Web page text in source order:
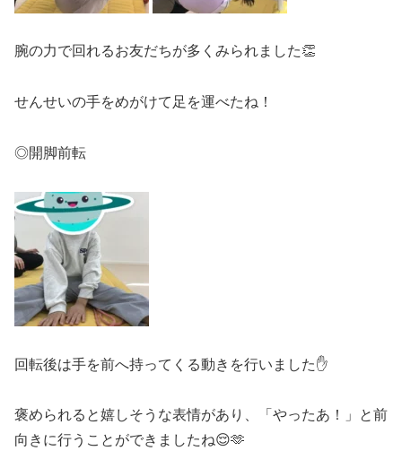
腕の力で回れるお友だちが多くみられました👏
せんせいの手をめがけて足を運べたね！
◎開脚前転
回転後は手を前へ持ってくる動きを行いました✋
褒められると嬉しそうな表情があり、「やったあ！」と前
向きに行うことができましたね😌🫶